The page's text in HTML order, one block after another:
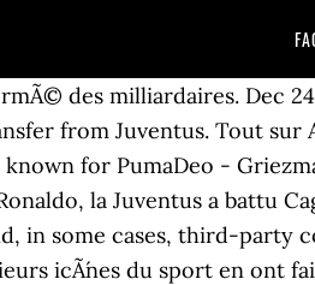
des milliardaires. Dec 24,
from Juventus. Tout sur
for PumaDeo -
la Juventus a battu
in some cases, third-party
icÃ´nes du sport en ont